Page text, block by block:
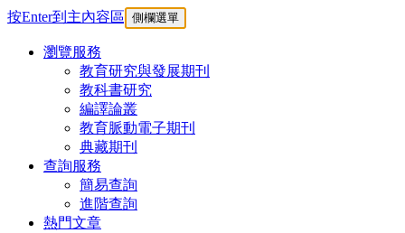
按Enter到主內容區 側欄選單
瀏覽服務
教育研究與發展期刊
教科書研究
編譯論叢
教育脈動電子期刊
典藏期刊
查詢服務
簡易查詢
進階查詢
熱門文章